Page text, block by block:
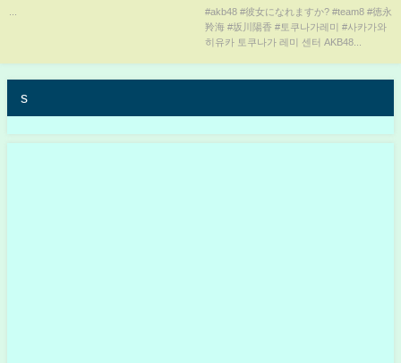
Naremasuka?) [日本語字幕]
[4K]
#akb48 #彼女になれますか? #team8 #徳永
羚海 #坂川陽香 #토쿠나가레미 #사카가와
히유카 토쿠나가 레미 센터 AKB48...
s